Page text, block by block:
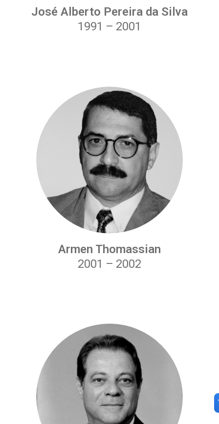
José Alberto Pereira da Silva
1991 – 2001
Armen Thomassian
2001 – 2002